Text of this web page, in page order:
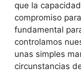
que la
compromiso
fundamental
controlamos
unas simples
circunstancias